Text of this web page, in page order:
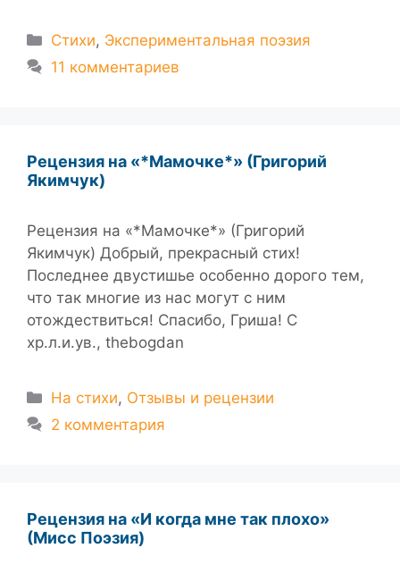
Рубрики
Стихи, Экспериментальная поэзия
11 комментариев
Рецензия на «*Mамочке*» (Григорий
Якимчук)
Рецензия на «*Mамочке*» (Григорий
Якимчук) Добрый, прекрасный стих!
Последнее двустишье особенно дорого тем,
что так многие из нас могут с ним
отождествиться! Спасибо, Гриша! С
хр.л.и.ув., thebogdan
Рубрики
На стихи, Отзывы и рецензии
2 комментария
Рецензия на «И когда мне так плохо»
(Мисс Поэзия)